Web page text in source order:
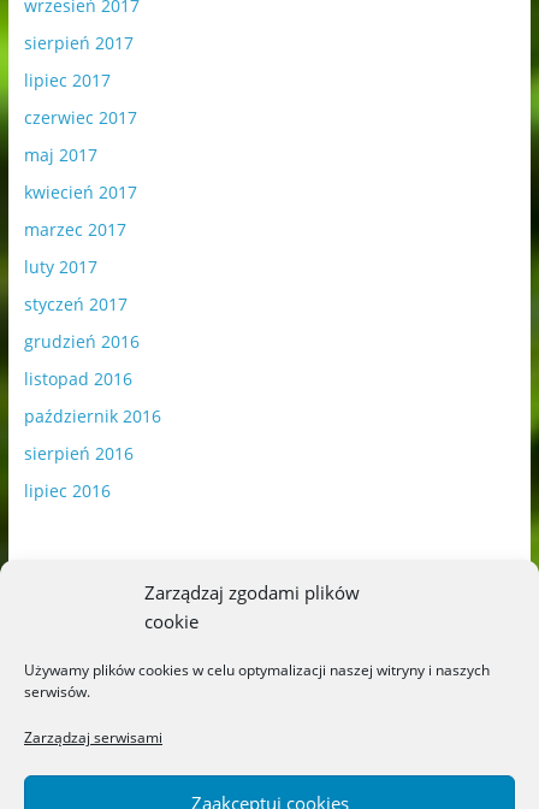
Zarządzaj zgodami plików
cookie
Używamy plików cookies w celu optymalizacji naszej witryny i naszych
serwisów.
Zarządzaj serwisami
Zaakceptuj cookies
wrzesień 2017
sierpień 2017
lipiec 2017
czerwiec 2017
maj 2017
kwiecień 2017
marzec 2017
luty 2017
styczeń 2017
grudzień 2016
listopad 2016
październik 2016
sierpień 2016
lipiec 2016